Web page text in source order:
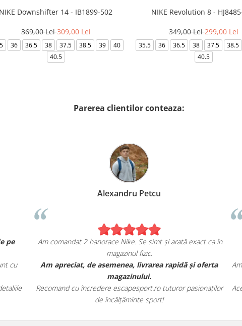
NIKE Downshifter 14 - IB1899-502
369,00 Lei309,00 Lei
36 36.5 38 37.5 38.5 39
40
40.5
NIKE Revolution 8 -
349,00 Lei299,00 Lei
35.5 36 36.5 38 37.5 38.5
40.5
Parerea clientilor conteaza:
pe
cu
Alexandru Petcu
Am comandat 2 hanorace Nike. Se simt și arată exact ca în
magazinul fizic.
Am apreciat, de asemenea, livrarea rapidă și oferta
magazinului.
Recomand cu încredere escapesport.ro tuturor pasionaților
de încălțăminte sport!